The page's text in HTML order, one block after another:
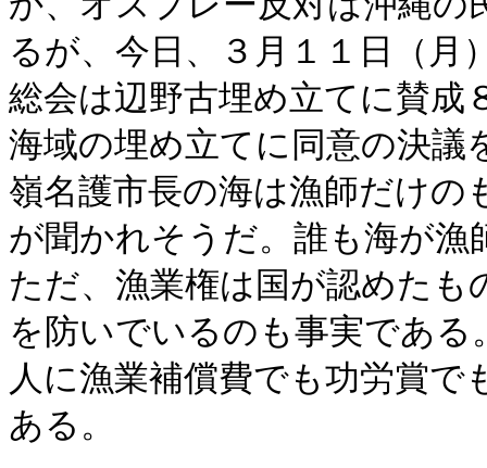
るが、今日、３月１１日（月
総会は辺野古埋め立てに賛成
海域の埋め立てに同意の決議
嶺名護市長の海は漁師だけ
が聞かれそうだ。誰も海が
ただ、漁業権は国が認めたも
を防いでいるのも事実であ
人に漁業補償費でも功労賞
ある。